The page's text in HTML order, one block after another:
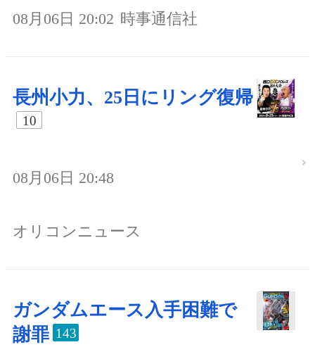
08月06日 20:02 時事通信社
長州小力、25日にリング復帰
10
08月06日 20:48
オリコンニュース
ガンダムエース入手困難で
謝罪 143